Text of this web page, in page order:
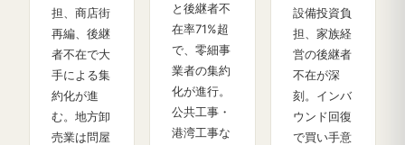
担、商店街
再編、後継
者不在で大
手による集
約化が進
む。地方卸
売業は問屋
と後継者不
在率71%超
で、零細事
業者の集約
化が進行。
公共工事・
港湾工事な
設備投資負
担、家族経
営の後継者
不在が深
刻。インバ
ウンド回復
で買い手意